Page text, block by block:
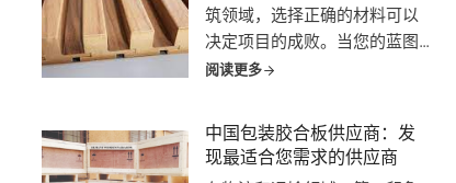
筑领域，选择正确的材料可以
决定项目的成败。当您的蓝图
需要超高强度、尺寸稳定性和
压单板木材）板条就成为了最
终的解决方案。在采购这些高
性能建筑砌块时，中国...
阅读更多
中国包装胶合板供应商：发
现最适合您需求的供应商